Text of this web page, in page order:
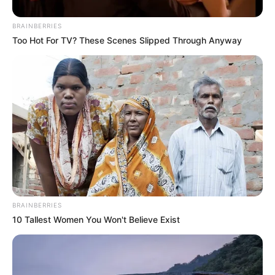
municipal Alex Rufino, acompanhou de perto a luta pelo repasse do
benefício, que agora está devidamente oficializado pela Câmara de
JASB - Jornal dos Agentes de Saúde do Brasil
O jornalismo do Conexão Notícia precisa de vocêpara
continuar marcando ponto na vida das pessoas.Faça doação para
o site. Sua colaboração é fundamental para seguirmos combatendo
o bom combate com a independência que você conhece. A partir
de qualquer valor, você pode fazer a diferença. Muito
Obrigado!
Veja como doar aqui!
BRAINBERRIES
Too Hot For TV? These Scenes Slipped Through Anyway
BRAINBERRIES
10 Tallest Women You Won't Believe Exist